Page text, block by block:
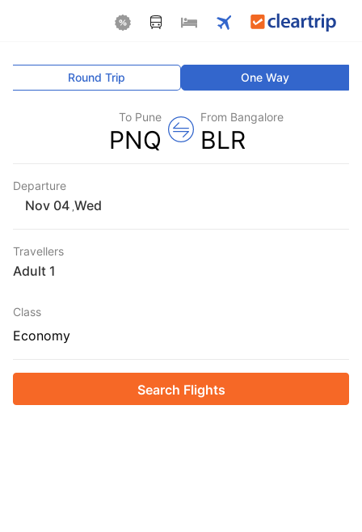
One Way
Round Trip
From Bangalore
BLR
To Pune
PNQ
Departure
Wed
Travellers
1 Adult
Class
Economy